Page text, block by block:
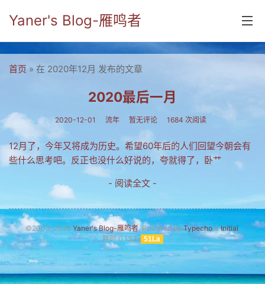
Yaner's Blog-雁鸣者
首页
分类
yaner online
毕业留言册
流年
五笔难啊
流行.时代.天下
网络新事物
收藏.经典
网友情怀
首页 » 在 2020年12月 发布的文章
2020最后一月
2020-12-01 流年 暂无评论 1684 次阅读
12月了，今年又将成为历史。希望60年后的人们回望今朝会有
些什么思考吧。反正也没什么好说的，夸就得了，卧艹
- 阅读全文 -
©2003-2026Yaner's Blog-雁鸣者. Powered byTypecho&Initial.
耗时:0.133s 51La